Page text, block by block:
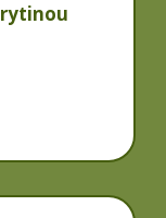
rytinou